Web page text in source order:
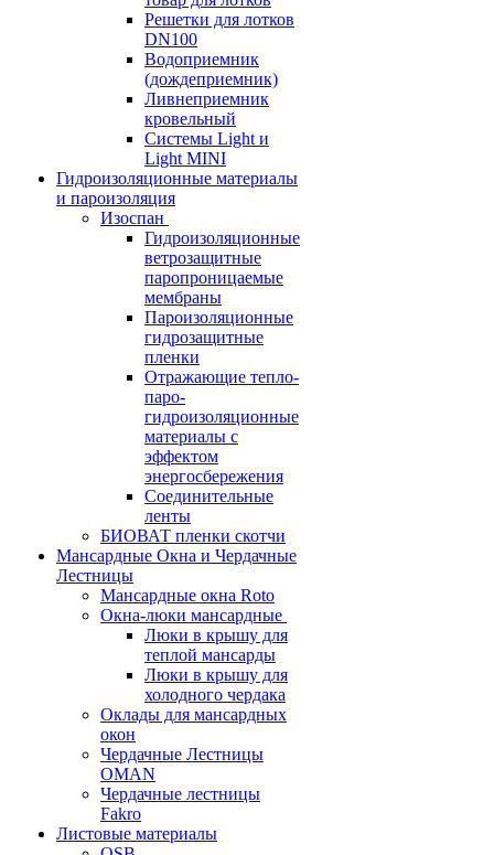
Решетки для лотков
DN100
Водоприемник
(дождеприемник)
Ливнеприемник
кровельный
Системы Light и
Light MINI
Гидроизоляционные материалы
и пароизоляция
Изоспан
Гидроизоляционные
ветрозащитные
паропроницаемые
мембраны
Пароизоляционные
гидрозащитные
пленки
Отражающие тепло-
паро-
гидроизоляционные
материалы с
эффектом
энергосбережения
Соединительные
ленты
БИОВАТ пленки скотчи
Мансардные Окна и Чердачные
Лестницы
Мансардные окна Roto
Окна-люки мансардные
Люки в крышу для
теплой мансарды
Люки в крышу для
холодного чердака
Оклады для мансардных
окон
Чердачные Лестницы
OMAN
Чердачные лестницы
Fakro
Листовые материалы